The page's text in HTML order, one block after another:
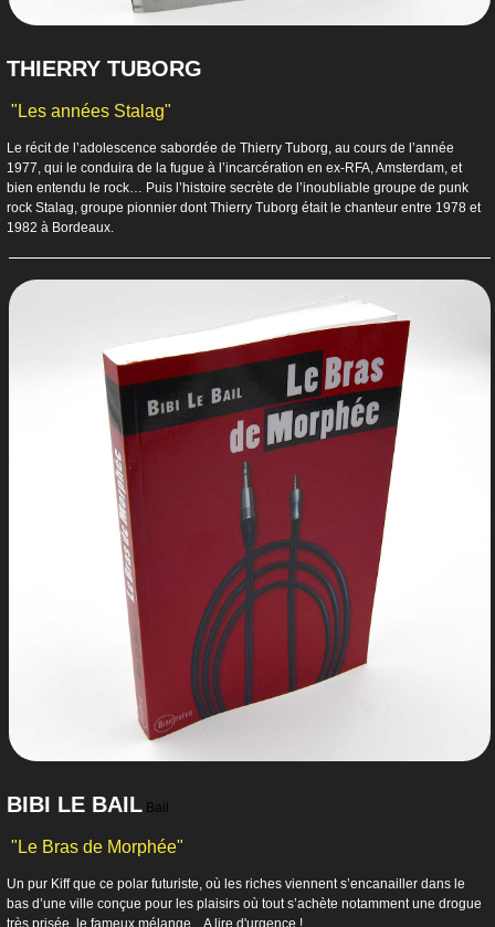
THIERRY TUBORG
"Les années Stalag"
Le récit de l’adolescence sabordée de Thierry Tuborg, au cours de l’année
1977, qui le conduira de la fugue à l’incarcération en ex-RFA, Amsterdam, et
bien entendu le rock… Puis l’histoire secrète de l’inoubliable groupe de punk
rock Stalag, groupe pionnier dont Thierry Tuborg était le chanteur entre 1978 et
1982 à Bordeaux.
BIBI LE BAIL Bail
"Le Bras de Morphée"
Un pur Kiff que ce polar futuriste, où les riches viennent s’encanailler dans le
bas d’une ville conçue pour les plaisirs où tout s’achète notamment une drogue
très prisée, le fameux mélange... A lire d'urgence !